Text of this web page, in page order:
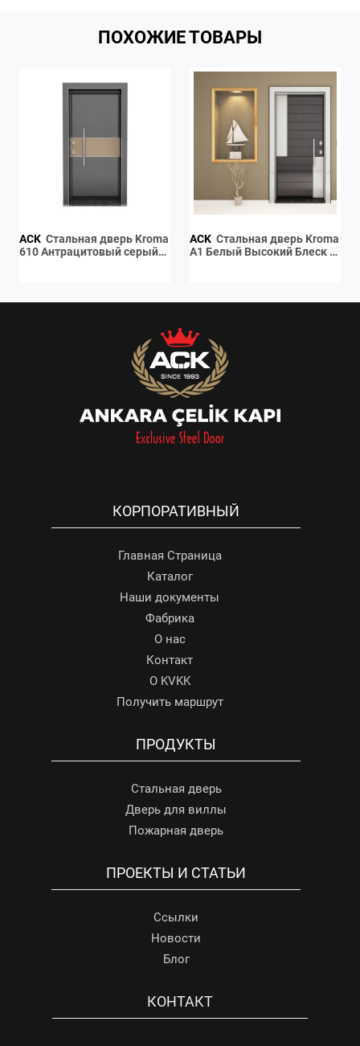
ПОХОЖИЕ ТОВАРЫ
ACK
610 Антрацитовый серый
ACK
A1 Белый Высокий Блеск /
КОРПОРАТИВНЫЙ
Главная Страница
Каталог
Наши документы
Фабрика
О нас
Контакт
О KVKK
Получить маршрут
ПРОДУКТЫ
Стальная дверь
Дверь для виллы
Пожарная дверь
ПРОЕКТЫ И СТАТЬИ
Ссылки
Новости
Блог
КОНТАКТ